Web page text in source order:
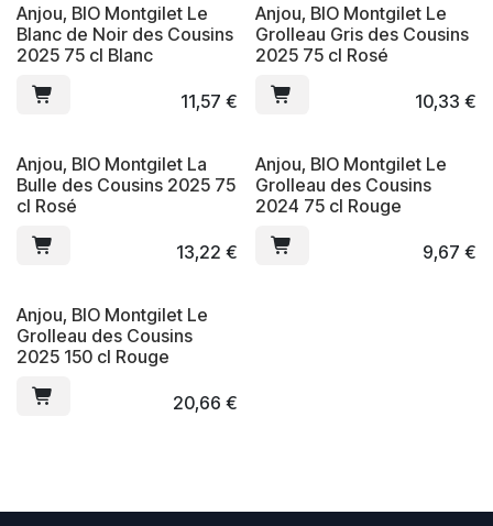
Anjou, BIO Montgilet Le
Blanc de Noir des Cousins
2025 75 cl Blanc
11,57 €
Anjou, BIO Montgilet Le
Grolleau Gris des Cousins
2025 75 cl Rosé
10,33 €
Anjou, BIO Montgilet La
Bulle des Cousins 2025 75
cl Rosé
13,22 €
Anjou, BIO Montgilet Le
Grolleau des Cousins
2024 75 cl Rouge
9,67 €
Anjou, BIO Montgilet Le
Grolleau des Cousins
2025 150 cl Rouge
20,66 €